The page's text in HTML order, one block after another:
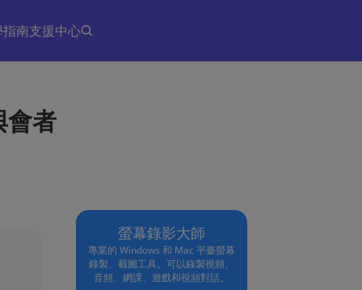
南支援中心
會者
螢幕錄影大師
專業的 Windows 和 Mac 平臺螢幕
錄製、截圖工具。可以錄製視頻、
音頻、網課、遊戲和視頻對話。